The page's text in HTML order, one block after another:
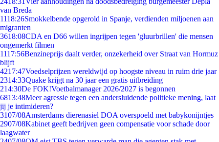
van Breda
1118:26Smokkelbende opgerold in Spanje, verdienden miljoenen aan
migranten
3618:08CDA en D66 willen ingrijpen tegen 'gluurbrillen' die mensen
ongemerkt filmen
1117:56Benzineprijs daalt verder, onzekerheid over Straat van Hormuz
blijft
4217:47Voedselprijzen wereldwijd op hoogste niveau in ruim drie jaar
2314:33Quake krijgt na 30 jaar een gratis uitbreiding
214:30De FOK!Voetbalmanager 2026/2027 is begonnen
6813:48Meer agressie tegen een andersluidende politieke mening, laat
jij je intimideren?
3107/08Amsterdams dierenasiel DOA overspoeld met babykonijntjes
2907/08Kabinet geeft bedrijven geen compensatie voor schade door
laagwater